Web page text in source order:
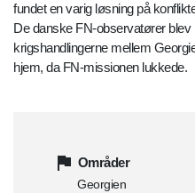
fundet en varig løsning på
De danske FN-observatører blev
krigshandlingerne mellem
hjem, da FN-missionen lukkede.
Områder
Georgien